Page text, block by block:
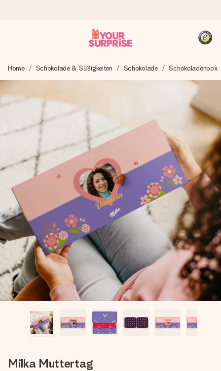
Wir bereiten dein Geschenk sorgfältig vor und schicken es
blitzschnell – damit du es genau zum richtigen Zeitpunkt
4,8 (basierend auf +15.000 Bewertungen)
Unsere Geschenke begeistern. Kunden bewerten uns mit
4,8 bei Google Reviews (Gesamtergebnis aller Länder, in
die wir versenden).
+49 39292 929695
Montag - Freitag : 8:30 - 17:00 Uhr
Samstag - Sonntag : 8:30 - 13:00 Uhr
Home Schokolade & Süßigkeiten Schokolade Schokoladenbox
Milka Muttertag